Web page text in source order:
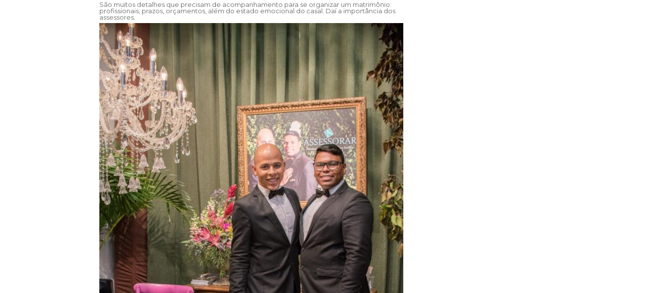
São muitos detalhes que precisam de acompanhamento para se organizar um matrimônio:
profissionais, prazos, orçamentos, além do estado emocional do casal. Daí a importância dos
assessores.